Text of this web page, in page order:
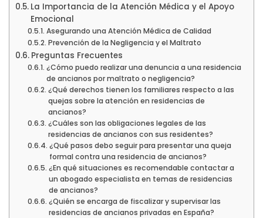
La Importancia de la Atención Médica y el Apoyo
Emocional
Asegurando una Atención Médica de Calidad
Prevención de la Negligencia y el Maltrato
Preguntas Frecuentes
¿Cómo puedo realizar una denuncia a una residencia
de ancianos por maltrato o negligencia?
¿Qué derechos tienen los familiares respecto a las
quejas sobre la atención en residencias de
ancianos?
¿Cuáles son las obligaciones legales de las
residencias de ancianos con sus residentes?
¿Qué pasos debo seguir para presentar una queja
formal contra una residencia de ancianos?
¿En qué situaciones es recomendable contactar a
un abogado especialista en temas de residencias
de ancianos?
¿Quién se encarga de fiscalizar y supervisar las
residencias de ancianos privadas en España?